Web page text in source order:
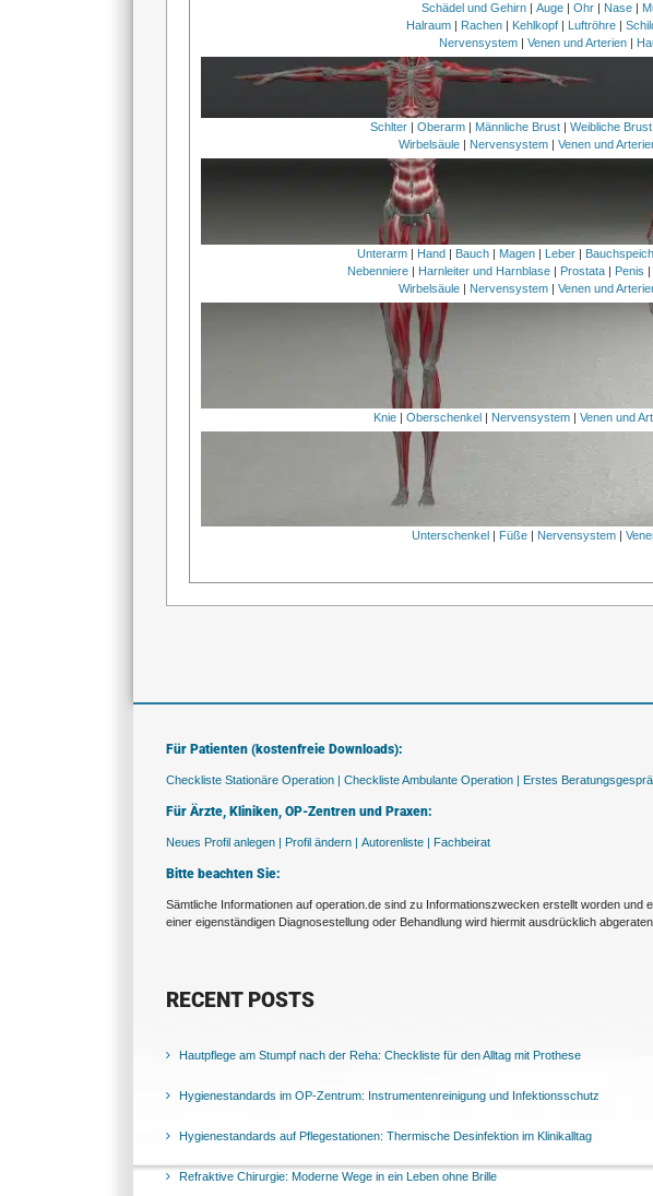
Schädel und Gehirn |Auge |Ohr Nase
Halraum
Rachen Kehlkopf Luftröhre |
Nervensystem| Venen und Arterien|
Schlter |Oberarm | Männliche Brust |Weibliche Brust
Wirbelsäule| Nervensystem| Venen und
Unterarm | Hand | Bauch | Magen | Leber |
Nebenniere | Harnleiter und Harnblase | Prostata | Penis |
Wirbelsäule| Nervensystem| Venen und
Knie| Oberschenkel| Nervensystem| Venen und
Unterschenkel Füße Nervensystem |
Für Patienten (kostenfreie Downloads):
Checkliste Stationäre Operation | Checkliste Ambulante Operation | Erstes
Für Ärzte, Kliniken, OP-Zentren und Praxen:
Neues Profil anlegen | Profil ändern | Autorenliste | Fachbeirat
Bitte beachten Sie:
Sämtliche Informationen auf operation.de sind zu Informationszwecken erstellt worden
einer eigenständigen Diagnosestellung oder Behandlung wird hiermit ausdrücklich
RECENT POSTS
Hautpflege am Stumpf nach der Reha: Checkliste für den Alltag mit Prothese
Hygienestandards im OP-Zentrum: Instrumentenreinigung und Infektionsschutz
Hygienestandards auf Pflegestationen: Thermische Desinfektion im Klinikalltag
Refraktive Chirurgie: Moderne Wege in ein Leben ohne Brille